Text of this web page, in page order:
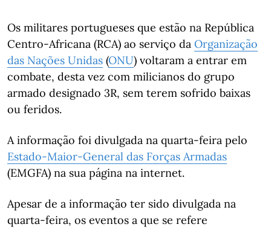
Os militares portugueses que estão na República
Centro-Africana (RCA) ao serviço da Organização
das Nações Unidas (ONU) voltaram a entrar em
combate, desta vez com milicianos do grupo
armado designado 3R, sem terem sofrido baixas
ou feridos.
A informação foi divulgada na quarta-feira pelo
Estado-Maior-General das Forças Armadas
(EMGFA) na sua página na internet.
Apesar de a informação ter sido divulgada na
quarta-feira, os eventos a que se refere